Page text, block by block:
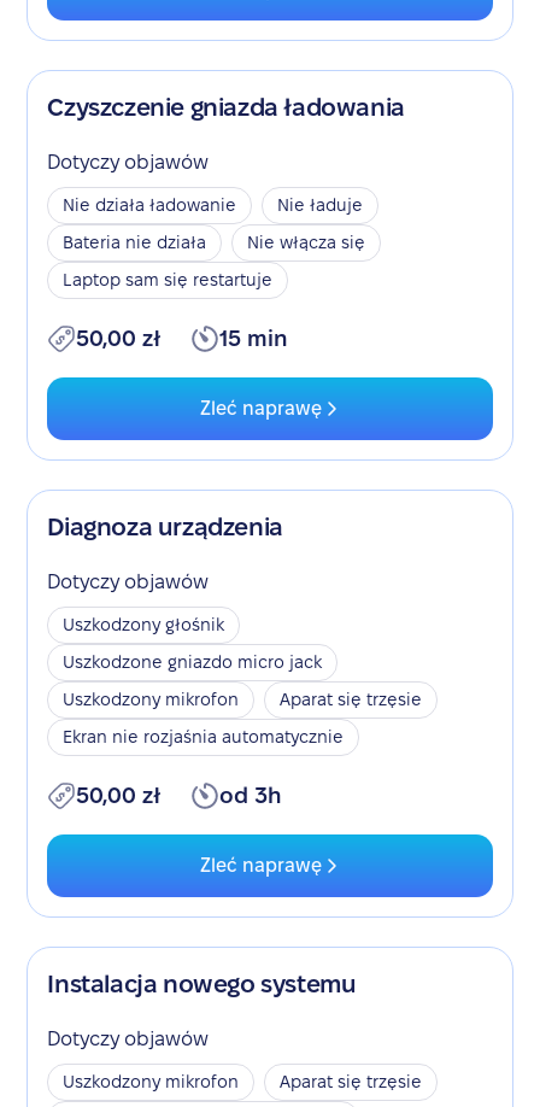
Czyszczenie gniazda ładowania
Dotyczy objawów
Nie działa ładowanie
Nie ładuje
Bateria nie działa
Nie włącza się
Laptop sam się restartuje
50,00 zł 15 min
Zleć naprawę
Diagnoza urządzenia
Dotyczy objawów
Uszkodzony głośnik
Uszkodzone gniazdo micro jack
Uszkodzony mikrofon
Aparat się trzęsie
Ekran nie rozjaśnia automatycznie
50,00 zł od 3h
Zleć naprawę
Instalacja nowego systemu
Dotyczy objawów
Uszkodzony mikrofon
Aparat się trzęsie